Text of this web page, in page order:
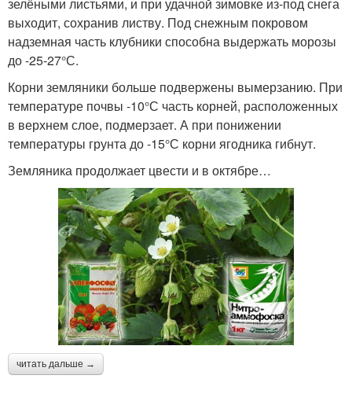
выходит, сохранив листву. Под снежным покровом
надземная часть клубники способна выдержать морозы
до -25-27°С.
Корни земляники больше подвержены вымерзанию. При
температуре почвы -10°С часть корней, расположенных
в верхнем слое, подмерзает. А при понижении
температуры грунта до -15°С корни ягодника гибнут.
Земляника продолжает цвести и в октябре…
читать дальше →